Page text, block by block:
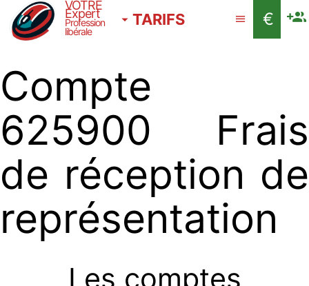
VOTRE
Expert
Profession
libérale
TARIFS €
Compte
625900 Frais
de réception de
représentation
Les comptes